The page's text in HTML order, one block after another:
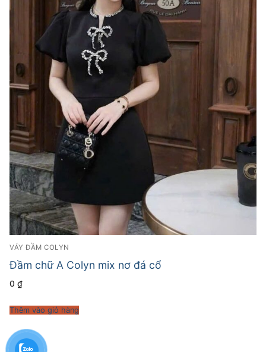
VÁY ĐẦM COLYN
Đầm chữ A Colyn mix nơ đá cổ
0 ₫
Thêm vào giỏ hàng